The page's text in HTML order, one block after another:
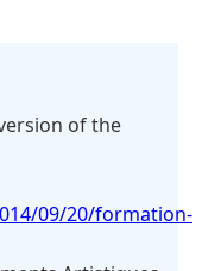
of the
09/20/formation-